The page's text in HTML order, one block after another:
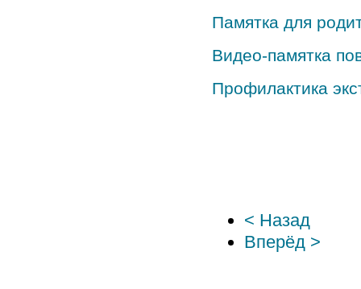
Памятка для
Видео-памятка
Профилактика
< Назад
Вперёд >